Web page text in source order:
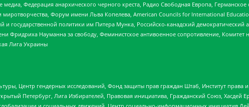
Федерация анархического черного креста, Радио Свободная Европа,
Форум имени Льва Копелева, American Councils for International
политики им Питера Мунка, Российско-канадский
Науманна за свободу, Феминистское антивоенное сопротивление, Комитет
Лига Украины
Центр гендерных исследований, Фонд защиты прав граждан Штаб, Институт права
Петербург, Лига Избирателей, Правовая инициатива, Гражданский Союз, Хасдей